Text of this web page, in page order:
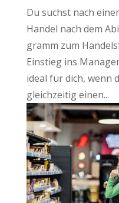
Du suchst nach
Han­del nach dem
gramm zum
Ein­stieg ins
ide­al für dich, wenn
gleich­zei­tig einen...